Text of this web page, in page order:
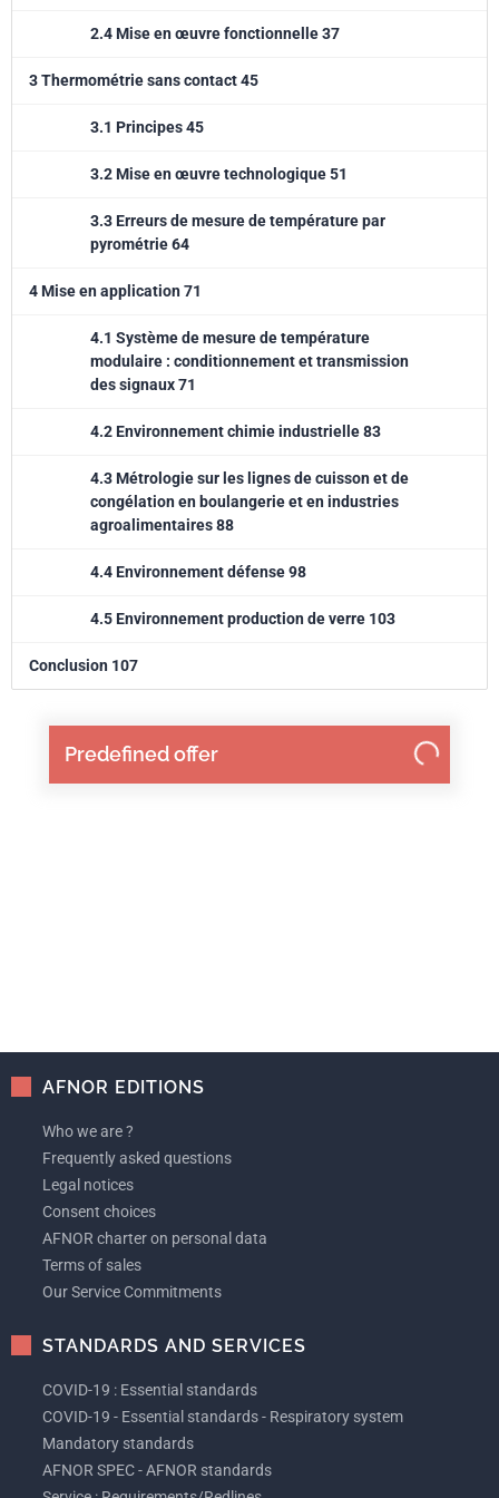
Predefined offer
de Métrologie (CFM) » rassemble les ouvrages rédigés par des
groupes de travail du CFM. Ces documents ont pour vocation de
développement en entreprise dans des domaines très variés. Les
d'étalonnage, les incertitudes de mesure, ou l'audit de la métrologie.
métrologie dans les laboratoires de biologie médicale, l'humidité dans
les gaz, l'étalonnage des spectrophotomètres. « Les Guides
Techniques du Collège Français de Métrologie » sont destinés à tous
responsables techniques, ingénieurs, techniciens, managers,
formateurs et conseillers, universitaires… de tous les secteurs
industriels.
2.4 Mise en œuvre fonctionnelle 37
3 Thermométrie sans contact 45
3.1 Principes 45
3.2 Mise en œuvre technologique 51
3.3 Erreurs de mesure de température par
pyrométrie 64
4 Mise en application 71
4.1 Système de mesure de température
modulaire : conditionnement et transmission
des signaux 71
4.2 Environnement chimie industrielle 83
4.3 Métrologie sur les lignes de cuisson et de
congélation en boulangerie et en industries
agroalimentaires 88
4.4 Environnement défense 98
4.5 Environnement production de verre 103
Conclusion 107
AFNOR EDITIONS
Who we are ?
Frequently asked questions
Legal notices
Consent choices
AFNOR charter on personal data
Terms of sales
Our Service Commitments
STANDARDS AND SERVICES
COVID-19 : Essential standards
COVID-19 - Essential standards - Respiratory system
Mandatory standards
AFNOR SPEC - AFNOR standards